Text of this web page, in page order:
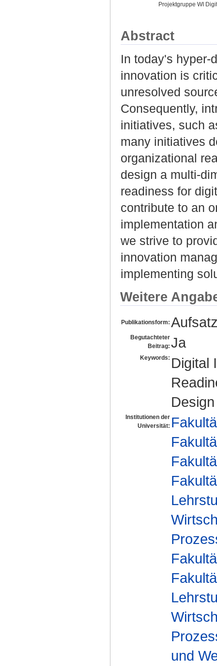
Projektgruppe WI
Abstract
In today's hyper-
innovation is
unresolved
Consequently,
initiatives, such
many initiatives
organizational
design a multi-
readiness for
contribute to an
implementation
we strive to
innovation
implementing
Weitere
Publikationsform:
Begutachteter
Beitrag: Ja
Keywords: Digital
Institutionen der
Universität:
und